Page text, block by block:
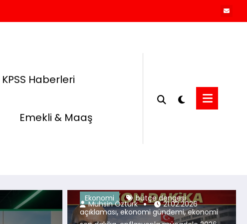
KPSS Haberleri
Emekli & Maaş
Muhsin Öztürk 04.08.2026
Ekonomi
bütçe dengesi
açıklaması,ekonomi gündemi,ekonomi
Muhsin Öztürk 21.02.2026